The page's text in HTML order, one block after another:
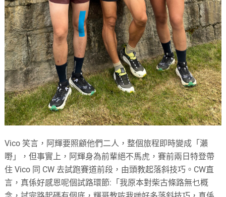
Vico 笑言，阿輝要照顧他們二人，整個旅程即時變成「瀨
嘢」，但事實上，阿輝身為前輩絕不馬虎，賽前兩日特登帶
住 Vico 同 CW 去試跑賽道前段，由頭教起落斜技巧。CW直
言，真係好感恩呢個試路環節:「我原本對柴古條路無乜概